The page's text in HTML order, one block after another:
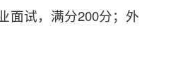
面试，满分200分；外